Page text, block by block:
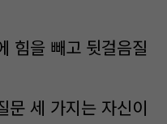
힘을 빼고 뒷걸음질
문 세 가지는 자신이